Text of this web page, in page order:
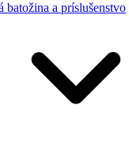
batožina a príslušenstvo